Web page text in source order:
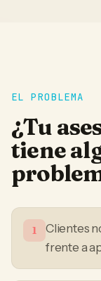
EL PROBLEMA
¿Tu
tiene
1
Clientes
frente a